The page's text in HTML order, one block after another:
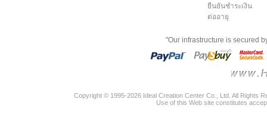
ยืนยันชำระเงิน
ต่ออายุ
"Our infrastructure is secured
Copyright © 1995-2026 Ideal Creation Center Co., Ltd. All Rights
Use of this Web site constitutes